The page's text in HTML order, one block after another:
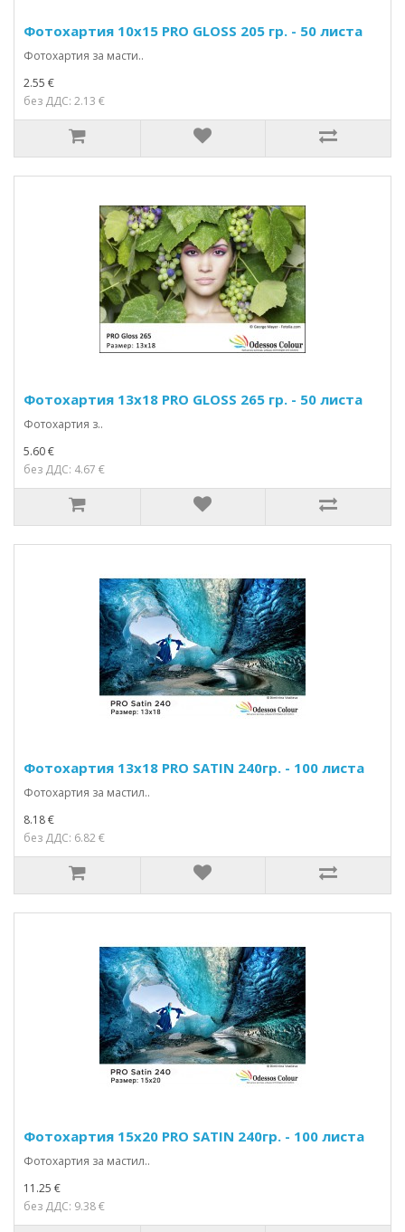
Фотохартия 10x15 PRO GLOSS 205 гр. - 50 листа
Фотохартия за масти..
2.55 €
без ДДС: 2.13 €
Фотохартия 13x18 PRO GLOSS 265 гр. - 50 листа
Фотохартия з..
5.60 €
без ДДС: 4.67 €
Фотохартия 13x18 PRO SATIN 240гр. - 100 листа
Фотохартия за мастил..
8.18 €
без ДДС: 6.82 €
Фотохартия 15x20 PRO SATIN 240гр. - 100 листа
Фотохартия за мастил..
11.25 €
без ДДС: 9.38 €